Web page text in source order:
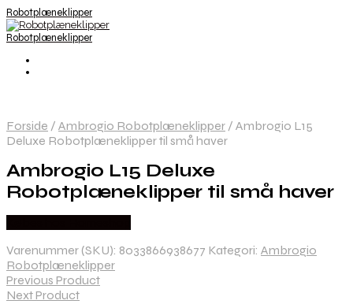
Robotplæneklipper
Robotplæneklipper
Forside / Ambrogio Robotplæneklipper / Ambrogio L15
Deluxe Robotplæneklipper til små haver
Ambrogio L15 Deluxe
Robotplæneklipper til små haver
Varenummer (SKU): 8033866938677 Kategori: Ambrogio
Robotplæneklipper
Previous Product
Next Product